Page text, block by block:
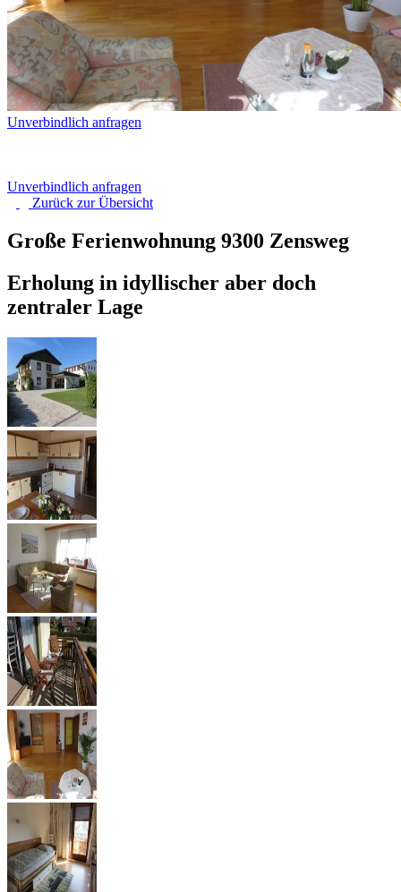
Unverbindlich anfragen
Unverbindlich anfragen
Zurück zurÜbersicht
Große Ferienwohnung 9300 Zensweg
Erholung in idyllischer aber doch
zentraler Lage